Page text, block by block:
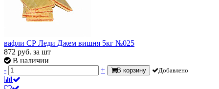
вафли СР Леди Джем вишня 5кг №025
872 руб. за шт
В наличии
-
+ В корзину Добавлено